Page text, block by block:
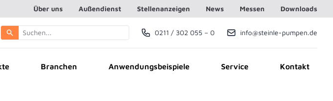
Über uns Außendienst Stellenanzeigen News Messen Downloads
Telefonnummer
0211 / 302 055 – 0 E-Mailinfo@steinle-pumpen.de
Branchen Anwendungsbeispiele Service Kontakt